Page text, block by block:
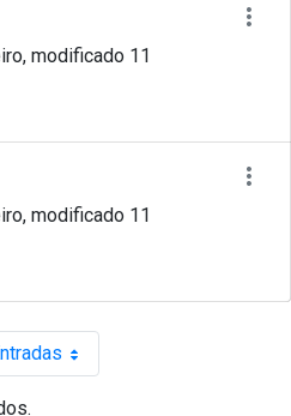
modificado 11
modificado 11
Por página